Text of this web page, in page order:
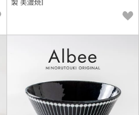
製 美濃焼]